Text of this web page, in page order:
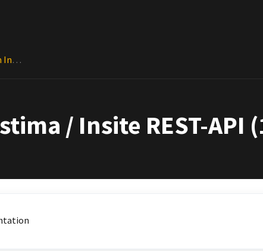
/ Insite REST-API